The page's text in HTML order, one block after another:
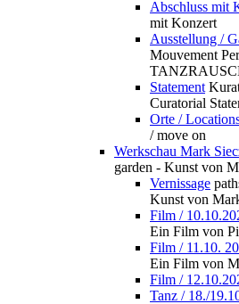
Abschluss mit
mit Konzert
Ausstellung /
Mouvement
Statement
Curatorial
Orte /
/ move on
Werkschau Mark
garden - Kunst von
Vernissage
Kunst von
Film /
Ein Film von
Film / 11.10.
Ein Film von
Film /
Tanz / 18./